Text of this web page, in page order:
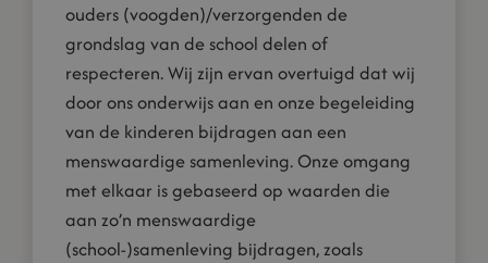
ouders (voogden)/verzorgenden de
grondslag van de school delen of
respecteren. Wij zijn ervan overtuigd dat wij
door ons onderwijs aan en onze begeleiding
van de kinderen bijdragen aan een
menswaardige samenleving. Onze omgang
met elkaar is gebaseerd op waarden die
aan zo’n menswaardige
(school-)samenleving bijdragen, zoals